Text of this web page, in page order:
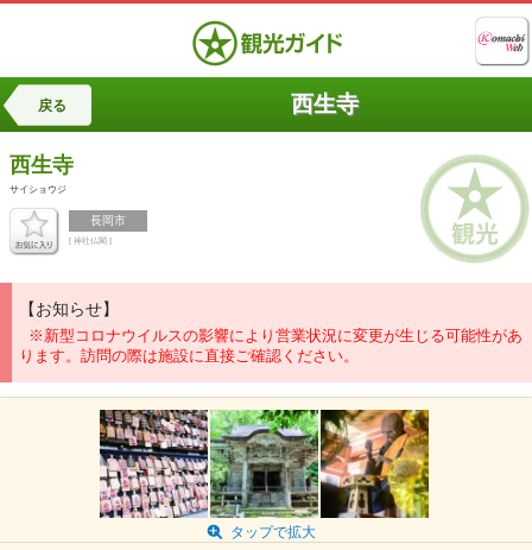
戻る 西生寺
西生寺
サイショウジ
長岡市
[ 神社仏閣 ]
【お知らせ】
※新型コロナウイルスの影響により営業状況に変更が生じる可能性があ
ります。訪問の際は施設に直接ご確認ください。
タップで拡大